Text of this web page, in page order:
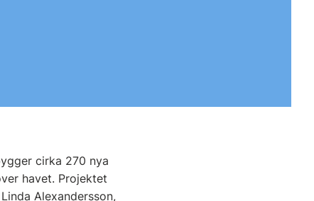
cirka 270 nya
havet. Projektet
Alexandersson,